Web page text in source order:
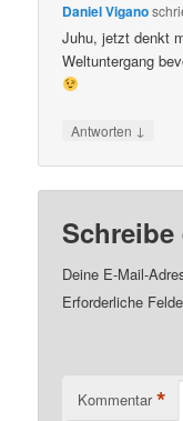
Daniel Vigano
Juhu, jetzt denkt
Weltuntergang
Antworten ↓
Deine E-Mail-
Erforderliche
Kommentar *